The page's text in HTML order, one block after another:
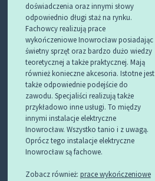
doświadczenia oraz innymi słowy
odpowiednio długi staż na rynku.
Fachowcy realizują prace
wykończeniowe Inowrocław posiadając
świetny sprzęt oraz bardzo dużo wiedzy
teoretycznej a także praktycznej. Mają
również konieczne akcesoria. Istotne jest
także odpowiednie podejście do
zawodu. Specjaliści realizują także
przykładowo inne usługi. To między
innymi instalacje elektryczne
Inowrocław. Wszystko tanio i z uwagą.
Oprócz tego instalacje elektryczne
Inowrocław są fachowe.
Zobacz również: prace wykończeniowe